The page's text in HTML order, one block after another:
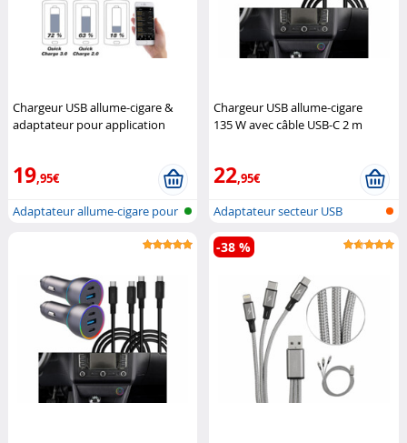
Chargeur USB allume-cigare &
adaptateur pour application
19,95€
Adaptateur allume-cigare pour
Chargeur USB allume-cigare
135 W avec câble USB-C 2 m
22,95€
Adaptateur secteur USB
voiture avec...
-38 %